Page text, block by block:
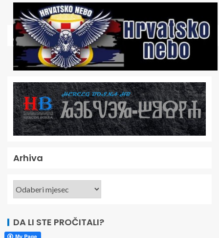
Arhiva
DA LI STE PROČITALI?